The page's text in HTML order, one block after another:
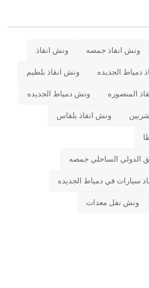
ونش انقاذ جمصه ونش انقاذ
دمياط الجديده ونش انقاذ بلطيم
المنصوره ونش دمياط الجديده
ونش انقاذ بلقاس
الدولي الساحلي جمصه
سيارات في دمياط الجديده
ونش نقل معدات